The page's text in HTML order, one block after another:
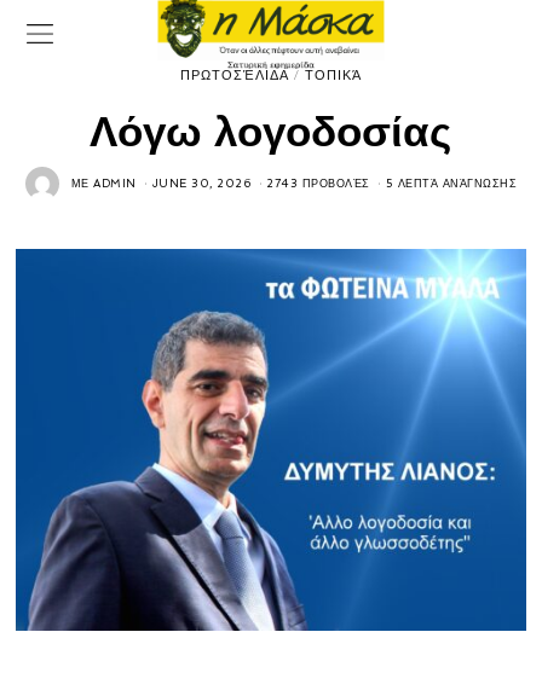
ΠΡΩΤΟΣΈΛΙΔΑ / ΤΟΠΙΚΆ
Λόγω λογοδοσίας
ΜΕADMIN JUNE 30, 2026 2743 ΠΡΟΒΟΛΈΣ 5 ΛΕΠΤΆ ΑΝΆΓΝΩΣΗΣ